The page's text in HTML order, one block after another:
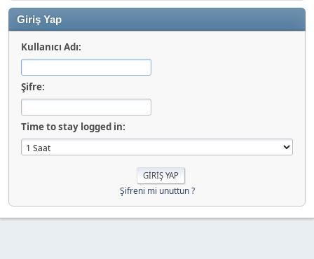
Giriş Yap
Kullanıcı Adı:
Şifre:
Time to stay logged in:
Şifreni mi unuttun ?